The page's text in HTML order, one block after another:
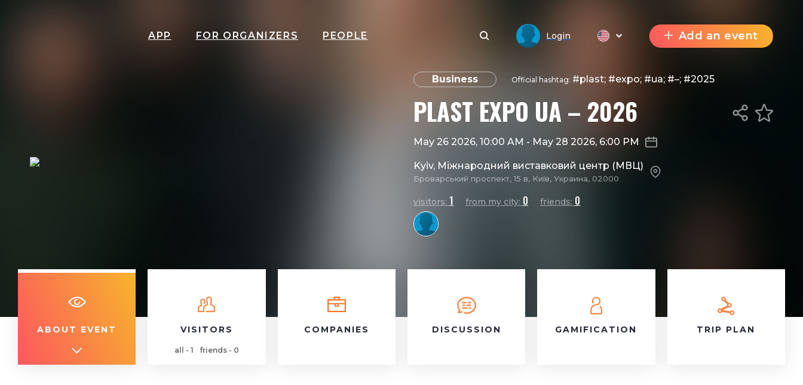
APP FOR ORGANIZERS PEOPLE Login Add an event
Business Official hashtag: #plast; #expo; #ua; #–; #2025
PLAST EXPO UA – 2026
May 26 2026, 10:00 AM - May 28 2026, 6:00 PM
Kyiv, Міжнародний виставковий центр (МВЦ)
Броварський проспект, 15 в, Київ, Украина, 02000
visitors: 1 from my city: 0 friends: 0
ABOUT EVENT VISITORS
all - 1 friends - 0
COMPANIES DISCUSSION GAMIFICATION TRIP PLAN